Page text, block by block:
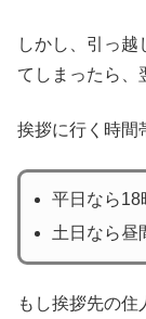
しかし、引っ越
てしまったら、
挨拶に行く時間
平日なら18
土日なら昼
もし挨拶先の